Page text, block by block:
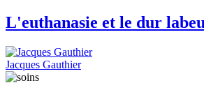
L'euthanasie et le dur
Jacques Gauthier